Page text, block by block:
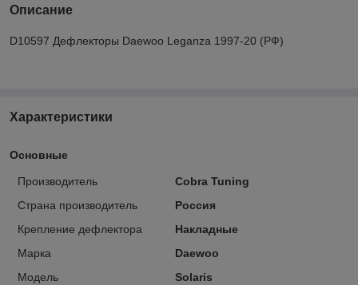
Описание
D10597 Дефлекторы Daewoo Leganza 1997-20 (РФ)
Характеристики
Основные
Производитель
Cobra Tuning
Страна производитель
Россия
Крепление дефлектора
Накладные
Марка
Daewoo
Модель
Solaris